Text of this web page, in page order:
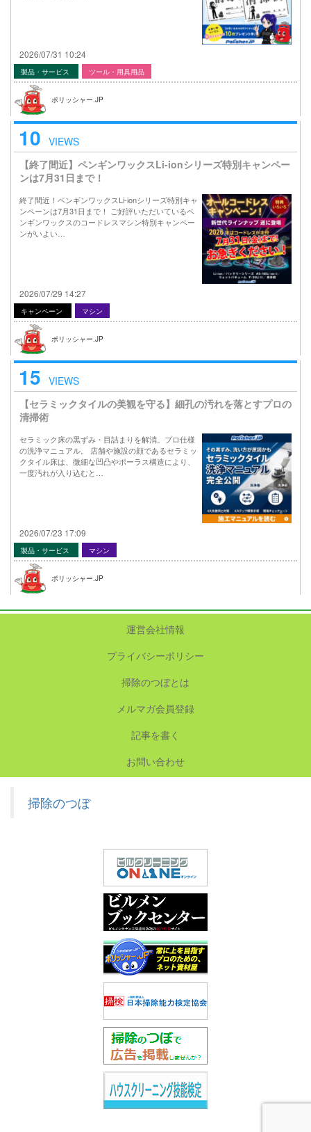
2026/07/31 10:24
製品・サービス ツール・用具用品
ポリッシャー.JP
10 VIEWS
【終了間近】ペンギンワックスLi-ionシリーズ特別キャンペー
ンは7月31日まで！
終了間近！ペンギンワックスLi-ionシリーズ特別キャ
ンペーンは7月31日まで！ ご好評いただいているペ
ンギンワックスのコードレスマシン特別キャンペー
ンがいよい…
2026/07/29 14:27
キャンペーン マシン
ポリッシャー.JP
15 VIEWS
【セラミックタイルの美観を守る】細孔の汚れを落とすプロの
清掃術
セラミック床の黒ずみ・目詰まりを解消。プロ仕様
の洗浄マニュアル。 店舗や施設の顔であるセラミッ
クタイル床は、微細な凹凸やポーラス構造により、
一度汚れが入り込むと…
2026/07/23 17:09
製品・サービス マシン
ポリッシャー.JP
運営会社情報
プライバシーポリシー
掃除のつぼとは
メルマガ会員登録
記事を書く
お問い合わせ
掃除のつぼ